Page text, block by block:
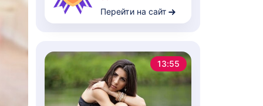
Перейти на сайт
13:55